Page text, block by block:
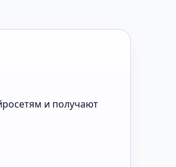
и получают